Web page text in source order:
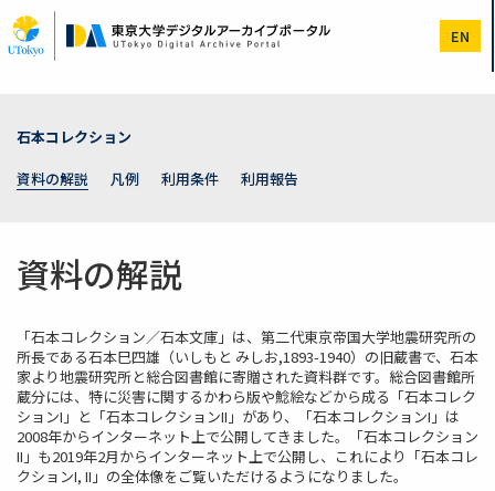
イ
ン
EN
石本コレクション
資料の解説
凡例 利用条件 利用報告
資料の解説
「石本コレクション／石本文庫」は、第二代東京帝国大学地震研究所の
所長である石本巳四雄（いしもと みしお,1893-1940）の旧蔵書で、石本
家より地震研究所と総合図書館に寄贈された資料群です。総合図書館所
蔵分には、特に災害に関するかわら版や鯰絵などから成る「石本コレク
ションI」と「石本コレクションII」があり、「石本コレクションI」は
2008年からインターネット上で公開してきました。「石本コレクション
II」も2019年2月からインターネット上で公開し、これにより「石本コレ
クションI, II」の全体像をご覧いただけるようになりました。